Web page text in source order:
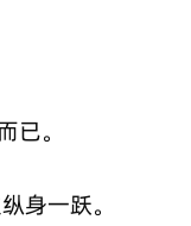
已。
身一跃。